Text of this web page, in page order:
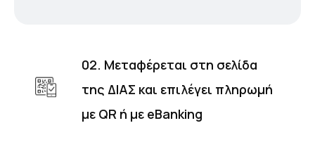
02. Μεταφέρεται στη σελίδα
της ΔΙΑΣ και επιλέγει πληρωμή
με QR ή με eBanking